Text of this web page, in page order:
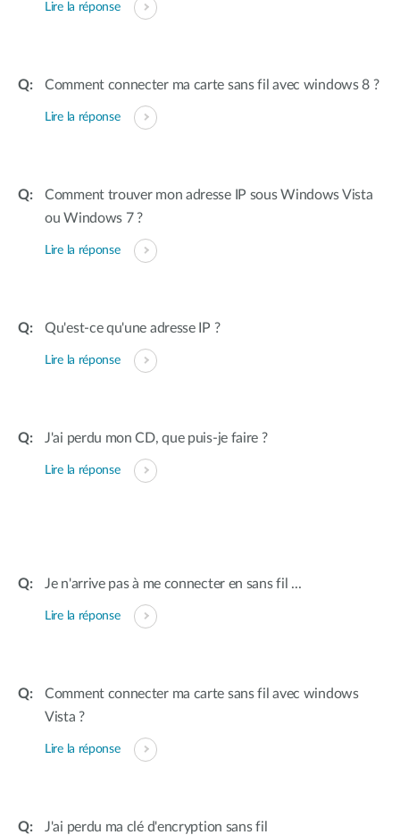
Lire la réponse
Comment connecter ma carte sans fil avec windows 8 ?
Lire la réponse
Comment trouver mon adresse IP sous Windows Vista
ou Windows 7 ?
Lire la réponse
Qu'est-ce qu'une adresse IP ?
Lire la réponse
J'ai perdu mon CD, que puis-je faire ?
Lire la réponse
Je n'arrive pas à me connecter en sans fil ...
Lire la réponse
Comment connecter ma carte sans fil avec windows
Vista ?
Lire la réponse
J'ai perdu ma clé d'encryption sans fil